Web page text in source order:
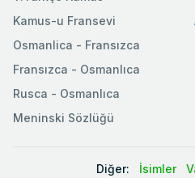
Kamus-u Fransevi
Osmanlica - Fransızca
Fransızca - Osmanlıca
Rusca - Osmanlıca
Meninski Sözlüğü
Diğer: İsimler